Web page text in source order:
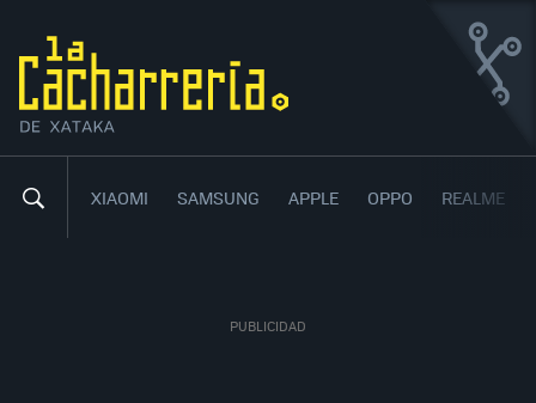
XIAOMI SAMSUNG APPLE OPPO REALME
HUAWEI P40
UN GAMA ALTA COMPACTO 8,20